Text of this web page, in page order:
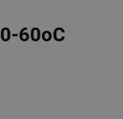
60оС